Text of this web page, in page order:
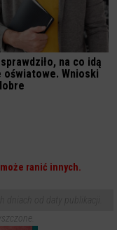
na co idą
oświatowe. Wnioski
ranić innych.